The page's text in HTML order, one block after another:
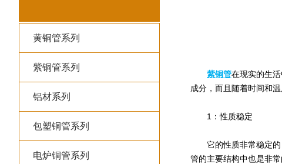
黄铜管系列
紫铜管系列
铝材系列
包塑铜管系列
电炉铜管系列
紫铜管在现实的生
成分，而且随着时间和
1：性质稳定
它的性质非常稳定的
管的主要结构中也是非